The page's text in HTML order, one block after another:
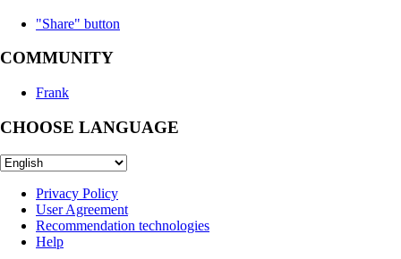
"Share" button
COMMUNITY
Frank
CHOOSE LANGUAGE
Privacy Policy
User Agreement
Recommendation technologies
Help